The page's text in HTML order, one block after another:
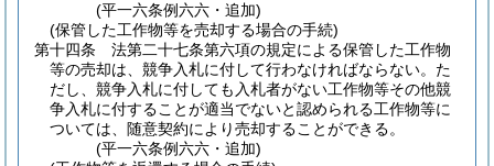
(平一六条例六六・追加)
(保管した工作物等を売却する場合の手続)
第十四条
法第二十七条第六項の規定による保管した工作物
等の売却は、競争入札に付して行わなければならない。 た
だし、競争入札に付しても入札者がない工作物等その他競
争入札に付することが適当でないと認められる工作物等に
ついては、随意契約により売却することができる。
(平一六条例六六・追加)